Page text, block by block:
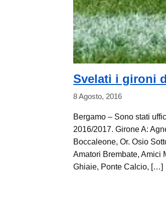
Svelati i gironi
8 Agosto, 2016
Bergamo – Sono stati
2016/2017. Girone A:
Boccaleone, Or. Osio
Amatori Brembate, Amici
Ghiaie, Ponte Calcio, […]